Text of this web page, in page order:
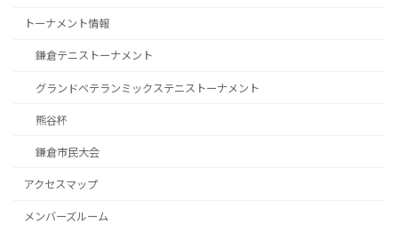
トーナメント情報
鎌倉テニストーナメント
グランドベテランミックステニストーナメント
熊谷杯
鎌倉市民大会
アクセスマップ
メンバーズルーム